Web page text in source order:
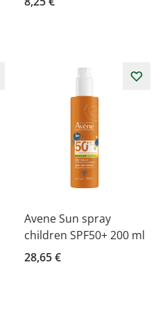
Avene Sun spray
children SPF50+ 200 ml
28,65 €